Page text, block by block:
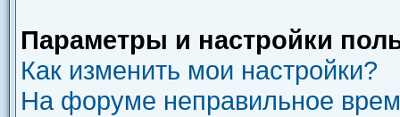
Параметры и настройки
Как изменить мои настройки?
На форуме неправильное